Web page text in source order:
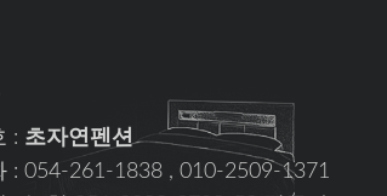
: 초자연펜션
: 054-261-1838 , 010-2509-1371